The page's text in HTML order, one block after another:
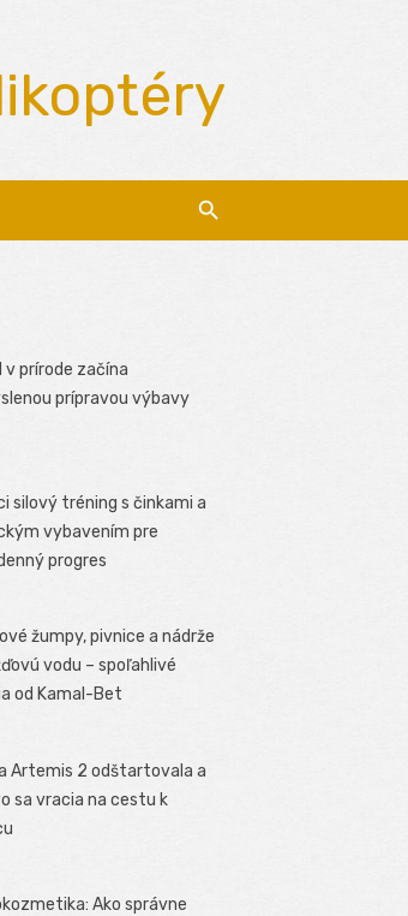
v prírode začína
prípravou výbavy
silový tréning s činkami a
vybavením pre
progres
žumpy, pivnice a nádrže
vodu – spoľahlivé
od Kamal-Bet
Artemis 2 odštartovala a
sa vracia na cestu k
Ako správne